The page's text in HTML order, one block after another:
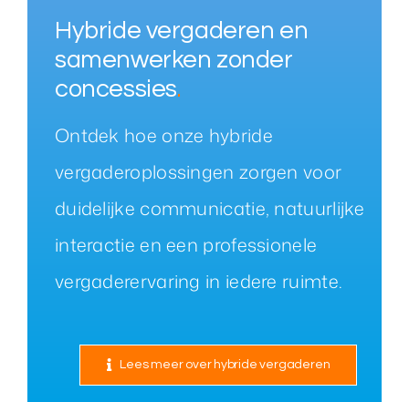
Hybride vergaderen en
samenwerken zonder
concessies.
Ontdek hoe onze hybride
vergaderoplossingen zorgen voor
duidelijke communicatie, natuurlijke
interactie en een professionele
vergaderervaring in iedere ruimte.
Lees meer over hybride vergaderen